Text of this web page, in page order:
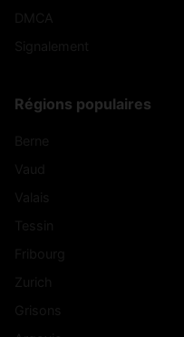
Régions populaires